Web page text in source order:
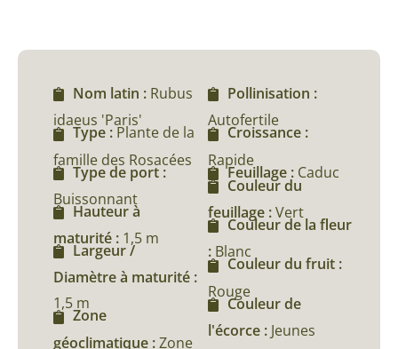
Nom latin : Rubus
idaeus 'Paris'
Type : Plante de la
famille des Rosacées
Type de port :
Buissonnant
Hauteur à
maturité : 1,5 m
Largeur /
Diamètre à maturité :
1,5 m
Zone
géoclimatique :Zone
Pollinisation :
Autofertile
Croissance :
Rapide
Feuillage : Caduc
Couleur du
feuillage :Vert
Couleur de la fleur
: Blanc
Couleur du fruit :
Rouge
Couleur de
l'écorce : Jeunes